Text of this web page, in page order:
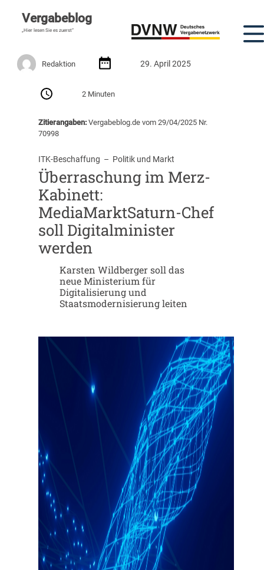
Vergabeblog
„Hier lesen Sie es zuerst“
Redaktion 29. April 2025
2 Minuten
Zitierangaben:Vergabeblog.de vom 29/04/2025 Nr.
70998
ITK-Beschaffung
  –
Politik und Markt
Überraschung im Merz-
Kabinett:
MediaMarktSaturn-Chef
soll Digitalminister
werden
Karsten Wildberger soll das
neue Ministerium für
Digitalisierung und
Staatsmodernisierung leiten